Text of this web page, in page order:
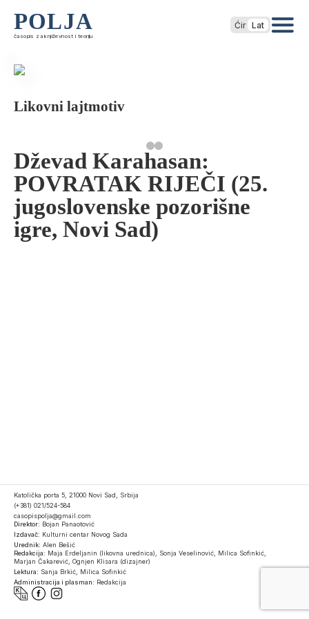
POLJA
časopis za književnost i teoriju
Ćir Lat
Likovni lajtmotiv
Dževad Karahasan:
POVRATAK RIJEČI (25.
jugoslovenske pozorišne
igre, Novi Sad)
Katolička porta 5, 21000 Novi Sad, Srbija
(+381) 021/524-584
casopispolja@gmail.com
Direktor: Bojan Panaotović
Izdavač: Kulturni centar Novog Sada
Urednik: Alen Bešić
Redakcija: Maja Erdeljanin (likovna urednica), Sonja Veselinović, Milica Sofinkić,
Marjan Čakarević, Ognjen Klisara (dizajner)
Lektura: Sanja Brkić, Milica Sofinkić
Administracija i plasman: Redakcija